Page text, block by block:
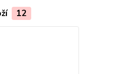
12